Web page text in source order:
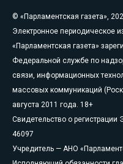
© «Парламентская газета»,
Электронное периодическое
«Парламентская газета»
Федеральной службе по
связи, информационных
массовых коммуникаций
августа 2011 года. 18+
Свидетельство о
46097
Учредитель — АНО